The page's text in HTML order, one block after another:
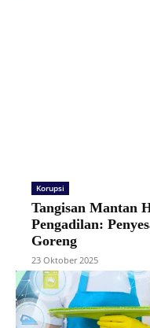
Korupsi
Tangisan Mantan
Pengadilan:
Goreng
23 Oktober 2025